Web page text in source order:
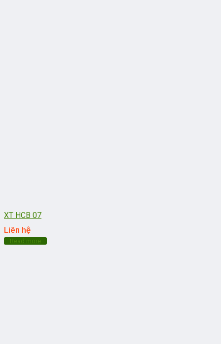
XT HCB 07
Liên hệ
Read more